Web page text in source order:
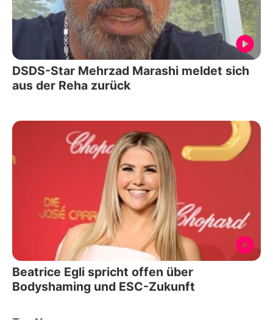
DSDS-Star Mehrzad Marashi meldet sich
aus der Reha zurück
Beatrice Egli spricht offen über
Bodyshaming und ESC-Zukunft